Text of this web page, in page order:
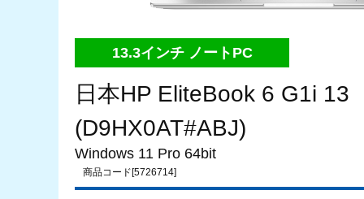
13.3インチ ノートPC
日本HP EliteBook 6 G1i 13
(D9HX0AT#ABJ)
Windows 11 Pro 64bit
商品コード[5726714]